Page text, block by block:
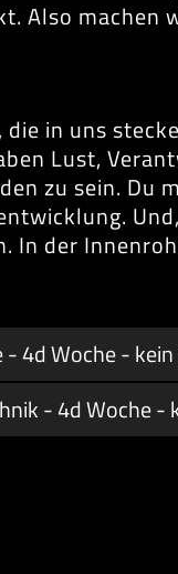
Also machen
in uns
Lust,
zu sein.
der
4d Woche -
- 4d Woche -